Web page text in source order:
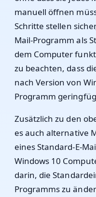
manuell öffnen
Schritte stellen
Mail-Programm als
dem Computer
zu beachten, dass
nach Version von
Programm
Zusätzlich zu den
es auch alternative
eines Standard-E-
Windows 10
darin, die
Programms zu